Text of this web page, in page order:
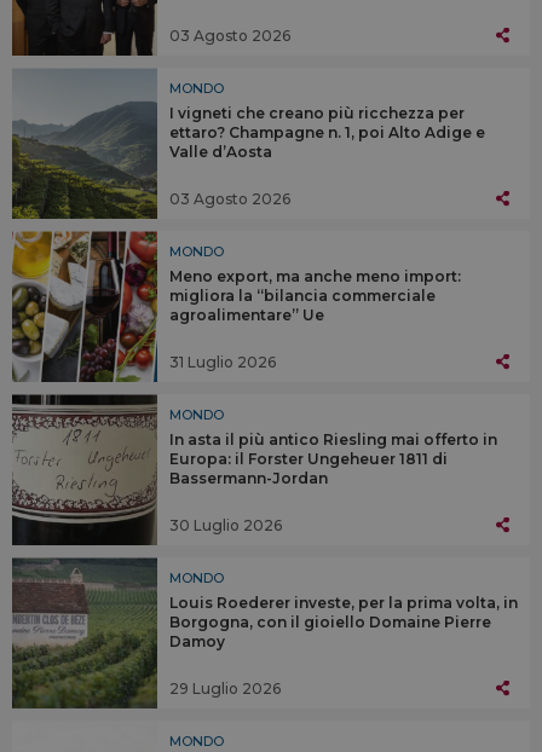
03 Agosto 2026
MONDO
I vigneti che creano più ricchezza per
ettaro? Champagne n. 1, poi Alto Adige e
Valle d’Aosta
03 Agosto 2026
MONDO
Meno export, ma anche meno import:
migliora la “bilancia commerciale
agroalimentare” Ue
31 Luglio 2026
MONDO
In asta il più antico Riesling mai offerto in
Europa: il Forster Ungeheuer 1811 di
Bassermann-Jordan
30 Luglio 2026
MONDO
Louis Roederer investe, per la prima volta, in
Borgogna, con il gioiello Domaine Pierre
Damoy
29 Luglio 2026
MONDO